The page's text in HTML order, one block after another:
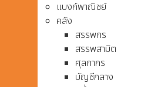
แบงก์พาณิชย์
คลัง
สรรพกร
สรรพสามิต
ศุลกากร
บัญชีกลาง